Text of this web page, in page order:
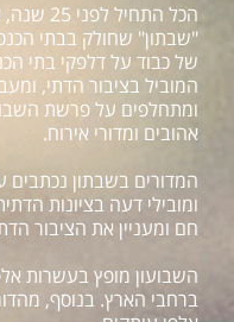
הכל
"שבתון" שחולק בבתי
של כבוד על דלפקי בתי
המוביל בציבור הדתי,
ומתחלפים על פרשת
אהובים ומדורי אירוח.
המדורים בשבתון נכתבים
ומובילי דעה בציונות
חם ומעניין את הציבור
ברחבי הארץ. בנוסף,